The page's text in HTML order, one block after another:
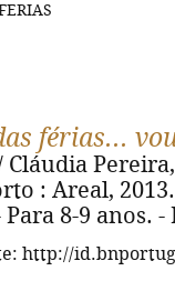
férias...
Cláudia
: Areal,
8-9 anos. -
http://